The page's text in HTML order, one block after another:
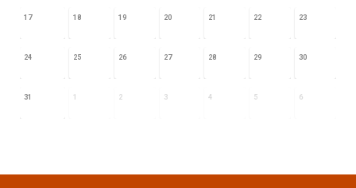
17 18 19 20 21 22 23
24 25 26 27 28 29 30
31 1 2 3 4 5 6